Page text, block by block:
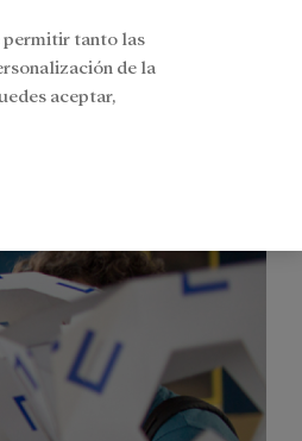
Buscar
permitir tanto las
de la
aceptar,